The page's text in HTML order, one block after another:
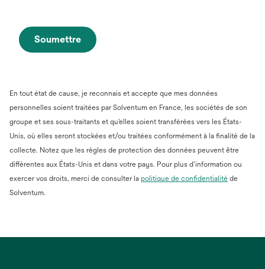
Soumettre
En tout état de cause, je reconnais et accepte que mes données
personnelles soient traitées par Solventum en France, les sociétés de son
groupe et ses sous-traitants et qu'elles soient transférées vers les États-
Unis, où elles seront stockées et/ou traitées conformément à la finalité de la
collecte. Notez que les règles de protection des données peuvent être
différentes aux États-Unis et dans votre pays. Pour plus d’information ou
exercer vos droits, merci de consulter la politique de confidentialité s’ouvre
de
Solventum.